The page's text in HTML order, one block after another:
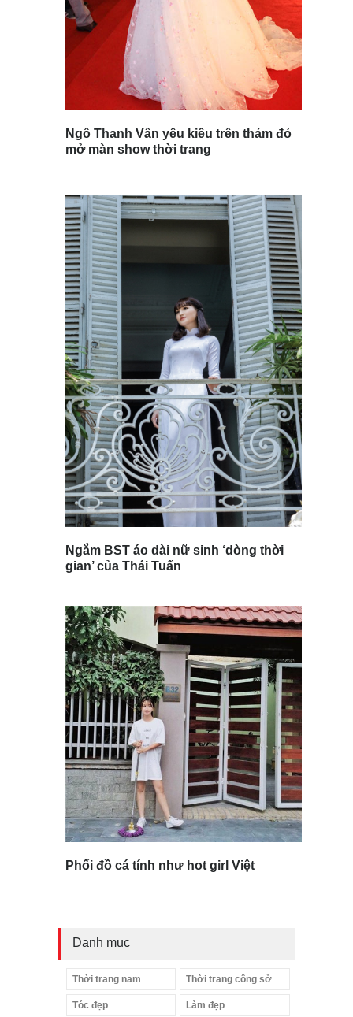
Ngô Thanh Vân yêu kiều trên thảm đỏ
mở màn show thời trang
Ngắm BST áo dài nữ sinh ‘dòng thời
gian’ của Thái Tuấn
Phối đồ cá tính như hot girl Việt
Danh mục
Thời trang nam Thời trang công sở
Tóc đẹp Làm đẹp